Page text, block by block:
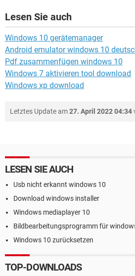
Lesen Sie auch
Windows 10 gerätemanager
Android emulator windows 10
Pdf zusammenfügen windows 10
Windows 7 aktivieren tool download
Windows xp download
Letztes Update am27. April 2022 04:34
LESEN SIE AUCH
Usb nicht erkannt windows 10
Download windows installer
Windows mediaplayer 10
Bildbearbeitungsprogramm für
Windows 10 zurücksetzen
TOP-DOWNLOADS